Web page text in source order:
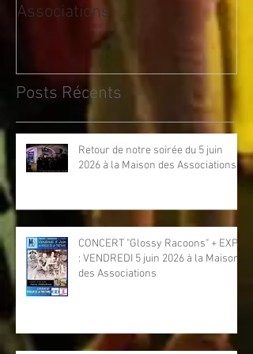
Associations
Posts Récents
Retour de notre soirée du 5 juin
2026 à la Maison des Associations
CONCERT "Glossy Racoons" + EXPO
: VENDREDI 5 juin 2026 à la Maison
des Associations